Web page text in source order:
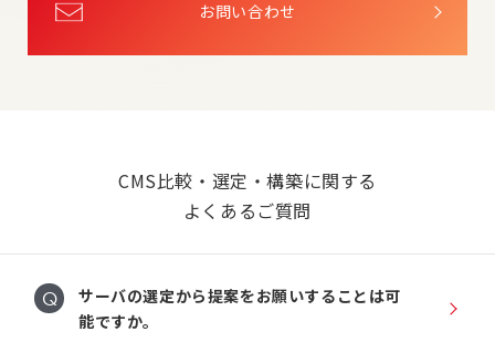
お問い合わせ
CMS比較・選定・構築に関する
よくあるご質問
サーバの選定から提案をお願いすることは可
能ですか。